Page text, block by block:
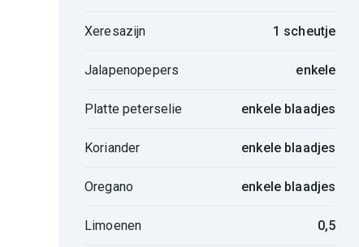
Xeresazijn 1 scheutje
Jalapenopepers enkele
Platte peterselie enkele blaadjes
Koriander enkele blaadjes
Oregano enkele blaadjes
Limoenen 0,5